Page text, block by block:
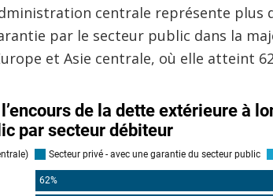
centrale représente
par le secteur public dans la
et Asie centrale, où elle atteint